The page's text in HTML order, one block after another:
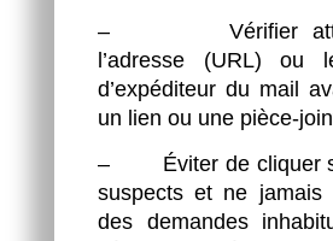
– Vérifier
l’adresse (URL) ou
d’expéditeur du mail
un lien ou une pièce-
– Éviter de cliquer
suspects et ne jamais
des demandes